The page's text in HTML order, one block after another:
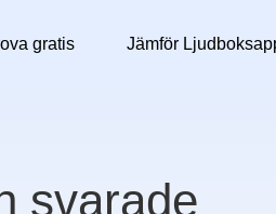
gratis Jämför
svarade